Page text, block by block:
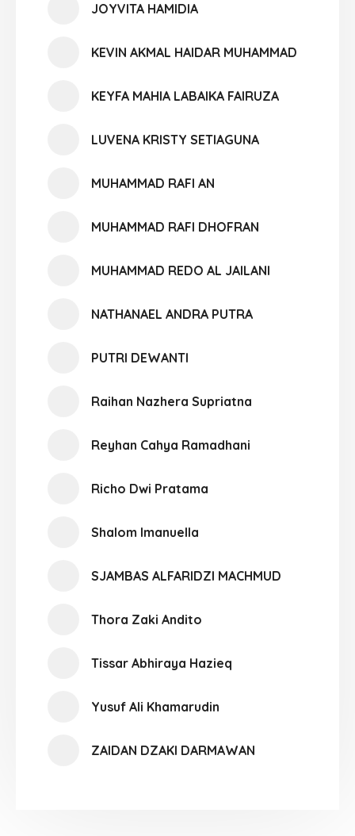
JOYVITA HAMIDIA
KEVIN AKMAL HAIDAR MUHAMMAD
KEYFA MAHIA LABAIKA FAIRUZA
LUVENA KRISTY SETIAGUNA
MUHAMMAD RAFI AN
MUHAMMAD RAFI DHOFRAN
MUHAMMAD REDO AL JAILANI
NATHANAEL ANDRA PUTRA
PUTRI DEWANTI
Raihan Nazhera Supriatna
Reyhan Cahya Ramadhani
Richo Dwi Pratama
Shalom Imanuella
SJAMBAS ALFARIDZI MACHMUD
Thora Zaki Andito
Tissar Abhiraya Hazieq
Yusuf Ali Khamarudin
ZAIDAN DZAKI DARMAWAN